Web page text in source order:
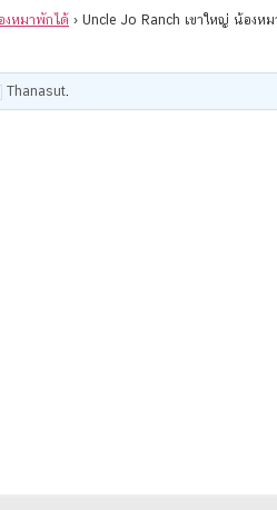
งหมาพักได้ › Uncle Jo Ranch เขาใหญ่ น้องห
Thanasut.